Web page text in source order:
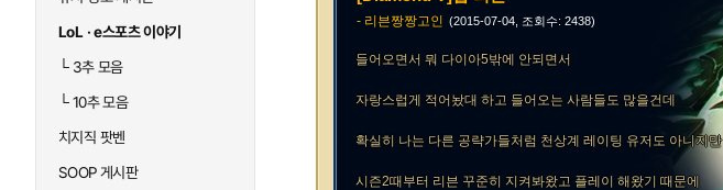
LoL · e스포츠 이야기
└3추 모음
└10추 모음
치지직 팟벤
SOOP 게시판
- 리븐짱짱고인 (2015-07-04, 조회수: 2438)
들어오면서 뭐 다이아5밖에 안되면서
자랑스럽게 적어놨대 하고 들어오는 사람들도 많을건데
확실히 나는 다른 공략가들처럼 천상계 레이팅 유저도 아니지만
시즌2때부터 리븐 꾸준히 지켜봐왔고 플레이 해왔기 때문에